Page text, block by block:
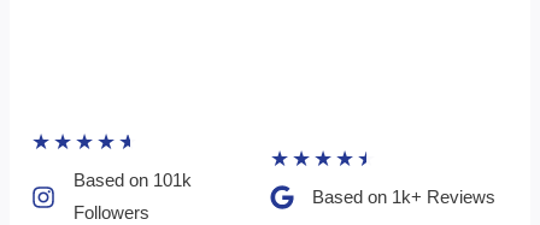
★ ★ ★ ★ ★
Based on 101k
Followers​
★ ★ ★ ★ ★
Based on 1k+ Reviews​